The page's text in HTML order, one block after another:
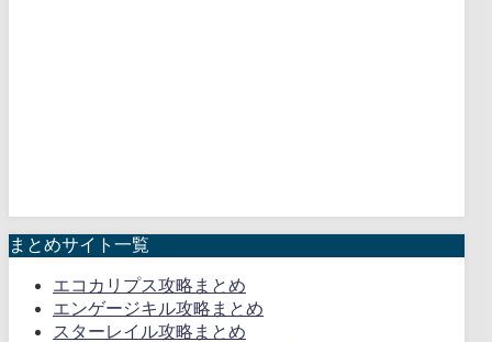
まとめサイト一覧
エコカリプス攻略まとめ
エンゲージキル攻略まとめ
スターレイル攻略まとめ